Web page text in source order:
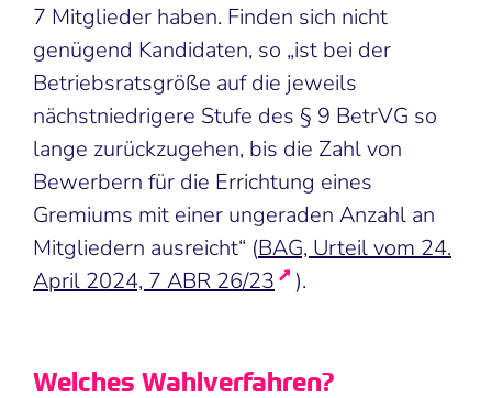
7 Mitglieder haben. Finden sich nicht
genügend Kandidaten, so „ist bei der
Betriebsratsgröße auf die jeweils
nächstniedrigere Stufe des § 9 BetrVG so
lange zurückzugehen, bis die Zahl von
Bewerbern für die Errichtung eines
Gremiums mit einer ungeraden Anzahl an
Mitgliedern ausreicht“ (BAG, Urteil vom 24.
April 2024, 7 ABR 26/23
).
Welches Wahlverfahren?